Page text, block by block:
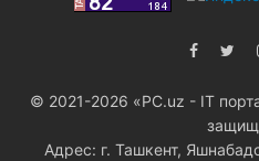
© 2021-2026 «PC.uz - IT
Адрес: г. Ташкент,